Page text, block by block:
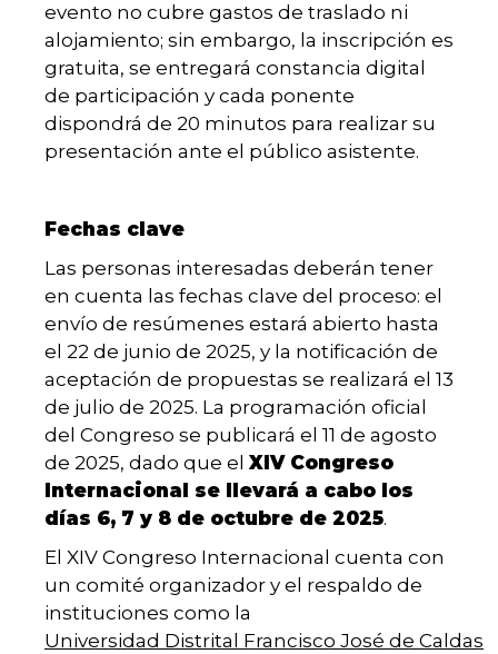
evento no cubre gastos de traslado ni
alojamiento; sin embargo, la inscripción es
gratuita, se entregará constancia digital
de participación y cada ponente
dispondrá de 20 minutos para realizar su
presentación ante el público asistente.
Fechas clave
Las personas interesadas deberán tener
en cuenta las fechas clave del proceso: el
envío de resúmenes estará abierto hasta
el 22 de junio de 2025, y la notificación de
aceptación de propuestas se realizará el 13
de julio de 2025. La programación oficial
del Congreso se publicará el 11 de agosto
de 2025, dado que el XIV Congreso
Internacional se llevará a cabo los
días 6, 7 y 8 de octubre de 2025.
El XIV Congreso Internacional cuenta con
un comité organizador y el respaldo de
instituciones como la
Universidad Distrital Francisco José de Caldas